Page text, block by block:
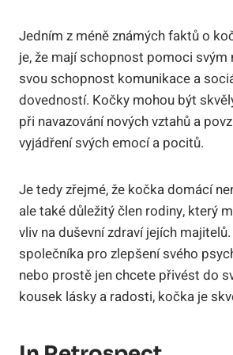
Jedním z méně známých faktů o
je, že mají schopnost pomoci
svou schopnost komunikace a
dovedností. Kočky mohou být
při navazování nových vztahů a
vyjádření svých emocí a pocitů.
Je tedy zřejmé, že kočka domácí
ale také důležitý člen rodiny, který
vliv na duševní zdraví jejích
společníka pro zlepšení svého
nebo prostě jen chcete přivést do
kousek lásky a radosti, kočka je